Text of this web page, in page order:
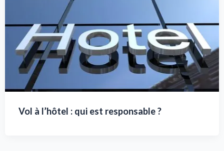
Vol à l’hôtel : qui est responsable ?